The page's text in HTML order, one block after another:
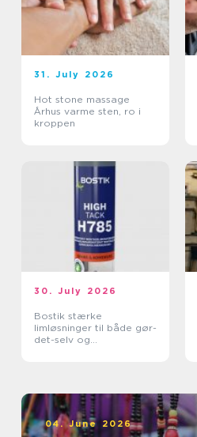
31. July 2026
Hot stone massage
Århus varme sten, ro i
kroppen
30. July 2026
Bostik stærke
limløsninger til både gør-
det-selv og
04. June 2026